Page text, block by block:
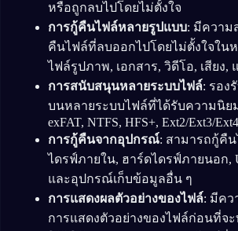
หรือถูกลบไปโดยไม่ตั้งใจ
การกู้คืนไฟล์หลายรูปแบบ: มีความ
คืนไฟล์ที่ลบออกไปโดยไม่ตั้งใจใน
ไฟล์รูปภาพ, เอกสาร, วิดีโอ, เสียง,
การสนับสนุนหลายระบบไฟล์: รอง
บนหลายระบบไฟล์ที่ได้รับความนิยม
exFAT, NTFS, HFS+, Ext2/Ext3/
การกู้คืนจากอุปกรณ์: สามารถกู้คื
ไดรฟ์ภายใน, ฮาร์ดไดรฟ์ภายนอก,
และอุปกรณ์เก็บข้อมูลอื่น ๆ
การแสดงผลตัวอย่างของไฟล์: มีคว
การแสดงตัวอย่างของไฟล์ก่อนที่จ